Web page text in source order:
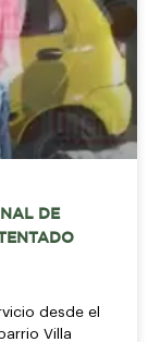
DE
desde el
Villa